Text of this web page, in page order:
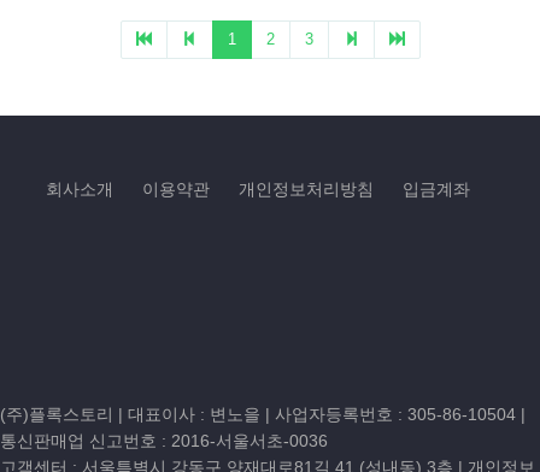
1 2 3
회사소개 이용약관 개인정보처리방침 입금계좌
(주)플록스토리 | 대표이사 : 변노을 | 사업자등록번호 : 305-86-10504 |
통신판매업 신고번호 : 2016-서울서초-0036
고객센터 : 서울특별시 강동구 양재대로81길 41 (성내동) 3층 | 개인정보